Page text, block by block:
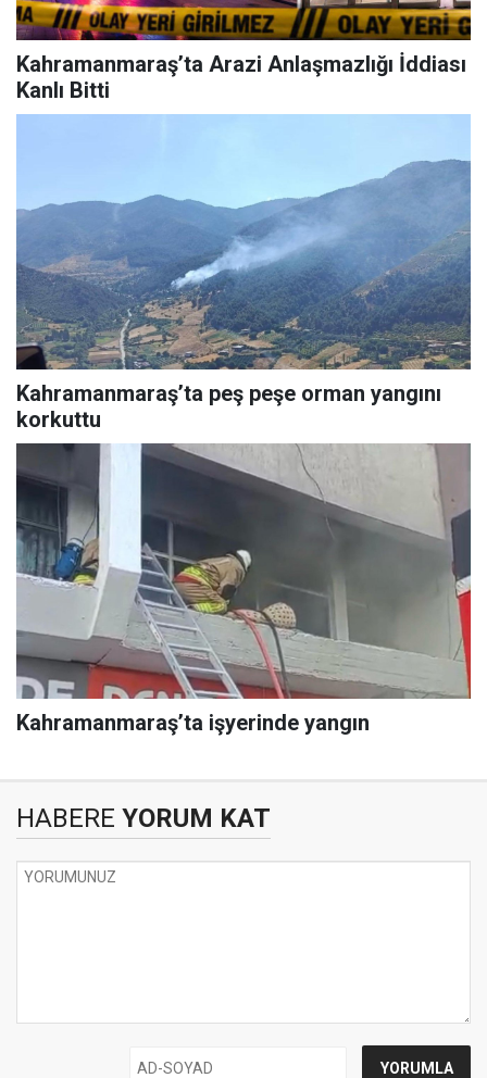
Kahramanmaraş’ta Arazi Anlaşmazlığı İddiası
Kanlı Bitti
Kahramanmaraş’ta peş peşe orman yangını
korkuttu
Kahramanmaraş’ta işyerinde yangın
HABERE YORUM KAT